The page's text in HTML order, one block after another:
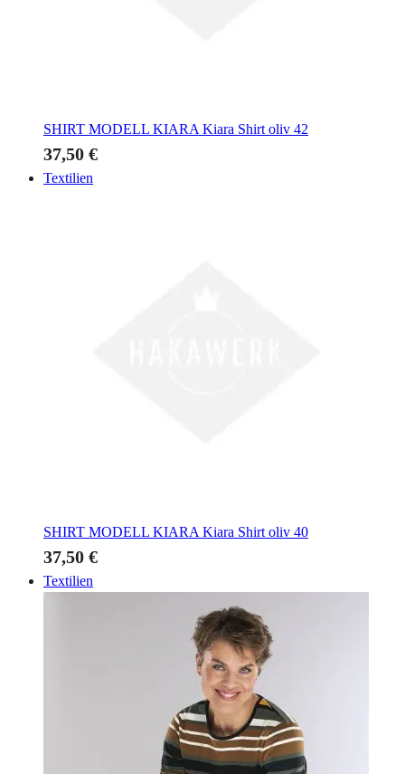
SHIRT MODELL KIARA Kiara Shirt oliv 42
37,50 €
Textilien
SHIRT MODELL KIARA Kiara Shirt oliv 40
37,50 €
Textilien